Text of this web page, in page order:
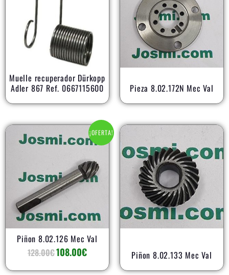
Muelle recuperador Dürkopp
Adler 867 Ref. 0667115600
Pieza 8.02.172N Mec Val
¡OFERTA!
Piñon 8.02.126 Mec Val
128.00€
precio
128.00€.
108.00€
El
precio
es:
108.00€.
Piñon 8.02.133 Mec Val